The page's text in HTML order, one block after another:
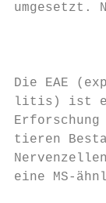
umgesetzt.
Die EAE
litis) ist ein
tieren
eine MS-